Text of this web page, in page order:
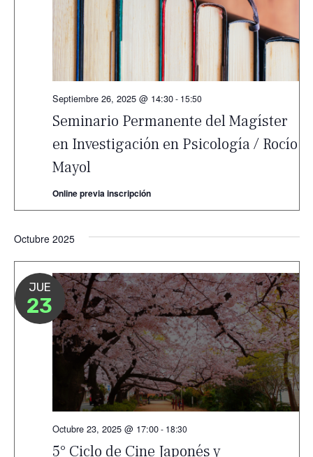
Seminario Permanente del Magíster
en Investigación en Psicología / Rocío
Mayol
Septiembre 26, 2025 @ 14:30- 15:50
Online previa inscripción
Octubre 2025
JUE
23
5° Ciclo de Cine Japonés y
Octubre 23, 2025 @ 17:00- 18:30